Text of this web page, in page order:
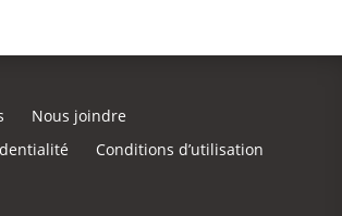
Nous joindre
Conditions d’utilisation